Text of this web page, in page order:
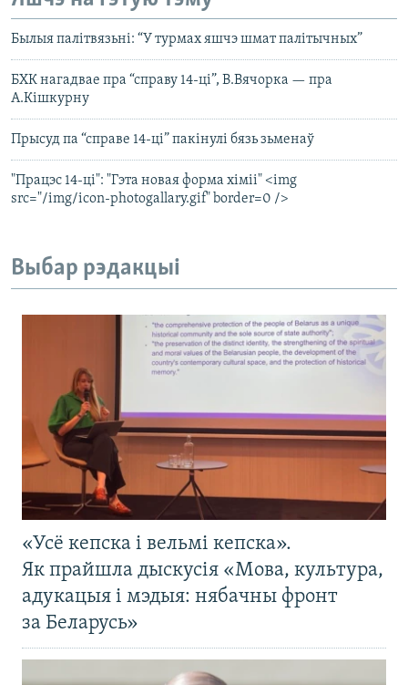
Былыя палітвязьні: “У турмах яшчэ шмат палітычных”
БХК нагадвае пра “справу 14-ці”, В.Вячорка — пра
А.Кішкурну
Прысуд па “справе 14-ці” пакінулі бязь зьменаў
"Працэс 14-ці": "Гэта новая форма хіміі" <img
src="/img/icon-photogallary.gif" border=0 />
Выбар рэдакцыі
«Усё кепска і вельмі кепска».
Як прайшла дыскусія «Мова, культура,
адукацыя і мэдыя: нябачны фронт
за Беларусь»